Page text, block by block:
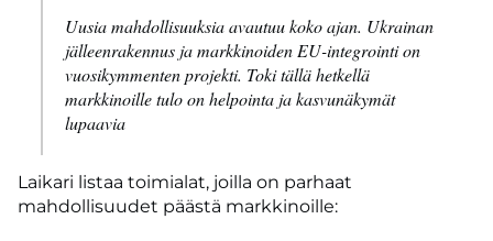
Uusia mahdollisuuksia avautuu koko ajan. Ukrainan
jälleenrakennus ja markkinoiden EU-integrointi on
vuosikymmenten projekti. Toki tällä hetkellä
markkinoille tulo on helpointa ja kasvunäkymät
lupaavia
Laikari listaa toimialat, joilla on parhaat
mahdollisuudet päästä markkinoille: